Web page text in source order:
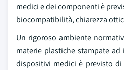
medici e dei componenti è
biocompatibilità, chiarezza
Un rigoroso ambiente
materie plastiche stampate
dispositivi medici è previsto